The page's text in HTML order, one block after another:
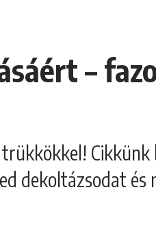
–
dekoltázsodat